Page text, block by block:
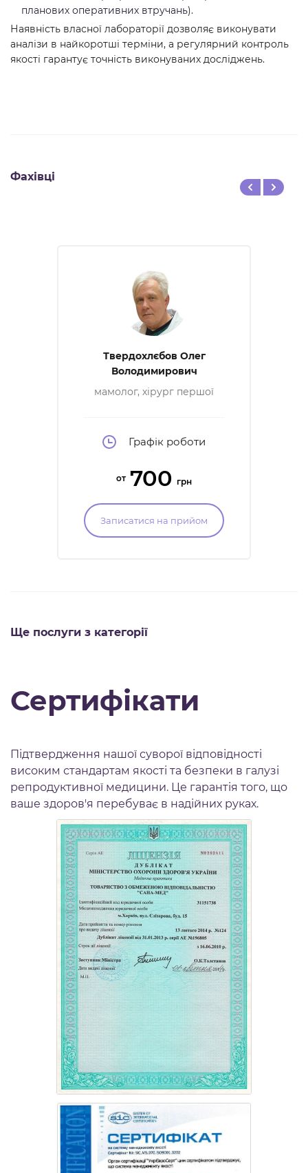
планових оперативних втручань).
Наявність власної лабораторії дозволяє виконувати
аналізи в найкоротші терміни, а регулярний контроль
якості гарантує точність виконуваних досліджень.
Фахівці
Твердохлєбов Олег
Володимирович
мамолог, хірург першої
Графік роботи
от 700 грн
Записатися на прийом
Ще послуги з категорії
Сертифікати
Підтвердження нашої суворої відповідності
високим стандартам якості та безпеки в галузі
репродуктивної медицини. Це гарантія того, що
ваше здоров'я перебуває в надійних руках.